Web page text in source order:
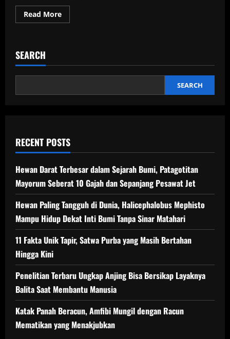
Read MoreRead
more
Terbesar
Eropa
Cakar
SEARCH
SEARCH
RECENT POSTS
Hewan Darat Terbesar dalam Sejarah Bumi, Patagotitan
Mayorum Seberat 10 Gajah dan Sepanjang Pesawat Jet
Hewan Paling Tangguh di Dunia, Halicephalobus Mephisto
Mampu Hidup Dekat Inti Bumi Tanpa Sinar Matahari
11 Fakta Unik Tapir, Satwa Purba yang Masih Bertahan
Hingga Kini
Penelitian Terbaru Ungkap Anjing Bisa Bersikap Layaknya
Balita Saat Membantu Manusia
Katak Panah Beracun, Amfibi Mungil dengan Racun
Mematikan yang Menakjubkan